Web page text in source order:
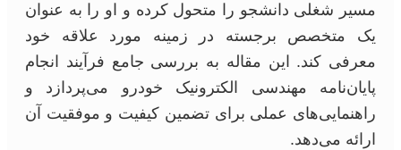
مسیر شغلی دانشجو را متحول کرده و او را به عنوان
یک متخصص برجسته در زمینه مورد علاقه خود
معرفی کند. این مقاله به بررسی جامع فرآیند انجام
پایان‌نامه مهندسی الکترونیک خودرو می‌پردازد و
راهنمایی‌های عملی برای تضمین کیفیت و موفقیت آن
ارائه می‌دهد.